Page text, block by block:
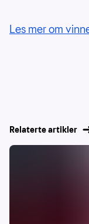
Les mer om
Relaterte artikler